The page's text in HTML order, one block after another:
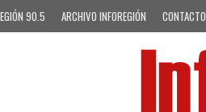
90.5 ARCHIVO INFOREGIÓN CONTACTO